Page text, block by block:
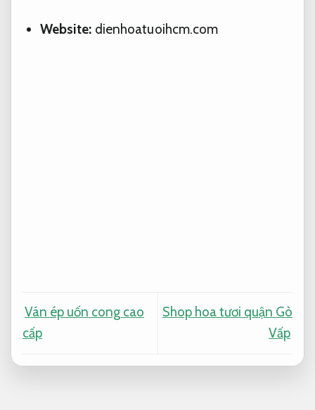
Website: dienhoatuoihcm.com
Ván ép uốn cong cao
cấp
Shop hoa tươi quận Gò
Vấp